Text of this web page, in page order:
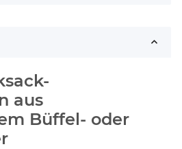
aus
Büffel- oder